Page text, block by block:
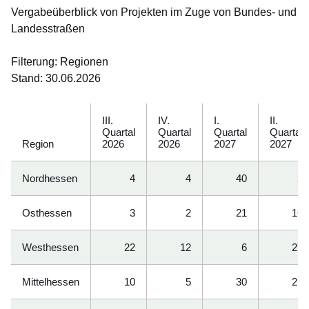
Vergabeüberblick von Projekten im Zuge von Bundes- und
Landesstraßen
Filterung: Regionen
Stand: 30.06.2026
Region
III.
Quartal
2026
IV.
Quartal
2026
I.
Quartal
2027
II.
Quartal
2027
Nordhessen 4 4 40
Osthessen 3 2 21 16
Westhessen 22 12 6 27
Mittelhessen 10 5 30 21